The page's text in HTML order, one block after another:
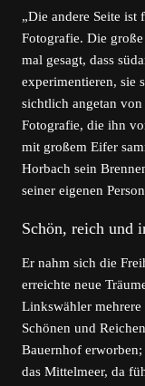
„Die andere Seite ist
Fotografie. Die
mal gesagt, dass
experimentieren, sie
sichtlich angetan
Fotografie, die ihn
mit großem Eifer
Horbach sein
seiner eigenen
Schön, reich und
Er nahm sich die
erreichte neue
Linkswähler mehrere
Schönen und
Bauernhof
das Mittelmeer, da